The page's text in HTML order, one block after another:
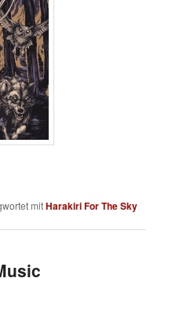
mitHarakiri For The Sky